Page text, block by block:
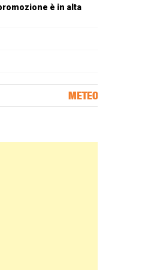
è in alta
METEO
Marche